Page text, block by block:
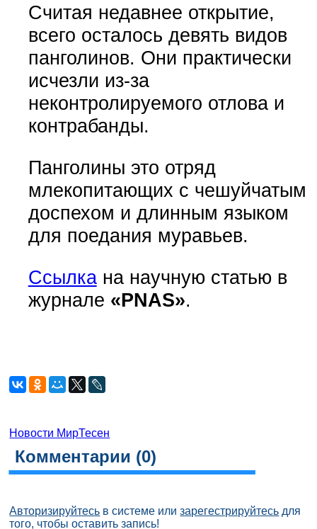
Считая недавнее открытие,
всего осталось девять видов
панголинов. Они практически
исчезли из-за
неконтролируемого отлова и
контрабанды.
Панголины это отряд
млекопитающих с чешуйчатым
доспехом и длинным языком
для поедания муравьев.
Ссылкана научную статью в
журнале «PNAS».
Новости МирТесен
Комментарии (0)
Авторизируйтесь в системе илизарегестрируйтесь для
того, чтобы оставить запись!